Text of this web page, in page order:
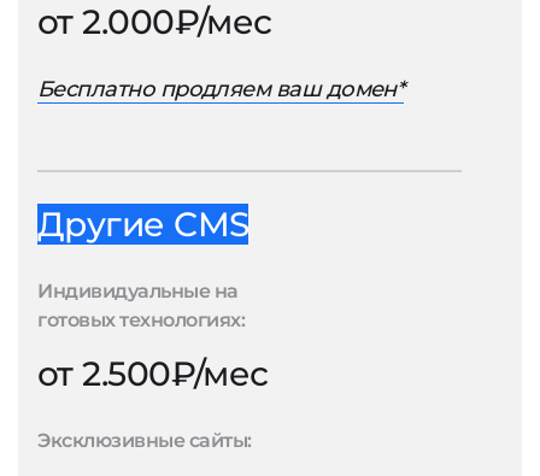
от 2.000₽/мес
Бесплатно продляем ваш домен*
Другие CMS
Индивидуальные на
готовых технологиях:
от 2.500₽/мес
Эксклюзивные сайты: